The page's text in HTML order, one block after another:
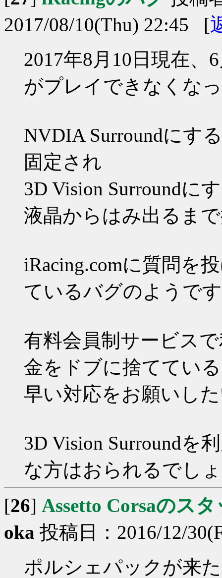
2017/08/10(Thu) 22:45 [
2017年8月10日現在、
がプレイできなくな
NVDIA Surroundにす
固定され
3D Vision Surroundに
液晶からはみ出るま
iRacing.comに質問を
ているバグのようで
有料会員制サービス
金をドブに捨ててい
早い対応をお願いし
3D Vision Surroundを
な方はおられるでし
[26] Assetto Corsaのス
oka 投稿日：2016/12/
ポルシェパックが来